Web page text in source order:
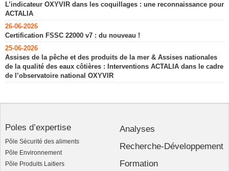
L’indicateur OXYVIR dans les coquillages : une reconnaissance pour
ACTALIA
26-06-2026
Certification FSSC 22000 v7 : du nouveau !
25-06-2026
Assises de la pêche et des produits de la mer & Assises nationales
de la qualité des eaux côtières : Interventions ACTALIA dans le cadre
de l’observatoire national OXYVIR
Poles d’expertise
Pôle Sécurité des aliments
Pôle Environnement
Pôle Produits Laitiers
Analyses
Recherche-Développement
Formation